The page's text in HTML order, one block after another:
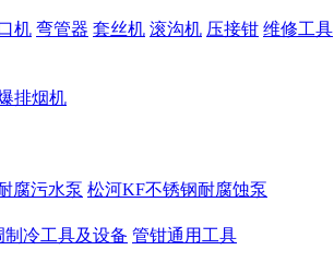
机 弯管器 套丝机 滚沟机 压接钳 维修工具
排烟机
腐污水泵 松河KF不锈钢耐腐蚀泵
制冷工具及设备 管钳通用工具